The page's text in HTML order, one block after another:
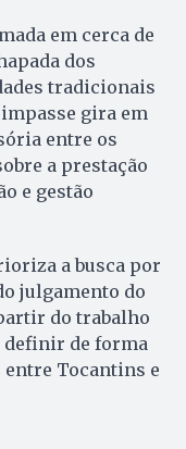
em cerca de
dos
tradicionais
gira em
entre os
a prestação
e gestão
a busca por
julgamento do
do trabalho
definir de forma
Tocantins e